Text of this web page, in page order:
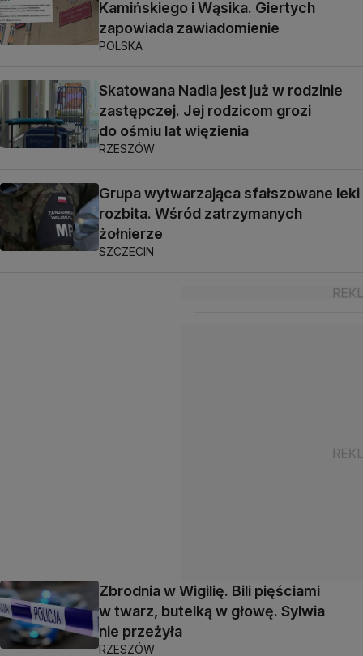
Kamińskiego i Wąsika. Giertych
zapowiada zawiadomienie
POLSKA
Skatowana Nadia jest już w rodzinie
zastępczej. Jej rodzicom grozi
do ośmiu lat więzienia
RZESZÓW
Grupa wytwarzająca sfałszowane leki
rozbita. Wśród zatrzymanych
żołnierze
SZCZECIN
Zbrodnia w Wigilię. Bili pięściami
w twarz, butelką w głowę. Sylwia
nie przeżyła
RZESZÓW